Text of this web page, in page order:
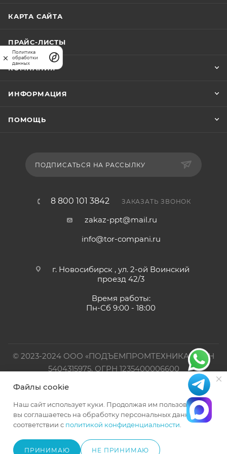
производственных задач.
КАРТА САЙТА
ПРАЙС-ЛИСТЫ
КОМПАНИЯ
ИНФОРМАЦИЯ
ПОМОЩЬ
ПОДПИСАТЬСЯ НА РАССЫЛКУ
8 800 101 3842 ЗАКАЗАТЬ ЗВОНОК
zakaz-ppt@mail.ru
info@tor-compani.ru
г. Новосибирск , ул. 2-ой Воинский
проезд 42/3
Время работы:
Пн-Сб 9:00 - 18:00
© 2023-2024 ООО «ПОДЪЕМПРОМТЕХНИКА». ИНН
5404315975, ОГРН 1235400006600
Официальный представитель TOR INDUSTRIES
Файлы cookie
Наш сайт использует куки. Продолжая им пользоваться,
вы соглашаетесь на обработку персональных данных в
соответствии с политикой конфиденциальности
ПРИНИМАЮ НЕ ПРИНИМАЮ
Политика
обработки
данных